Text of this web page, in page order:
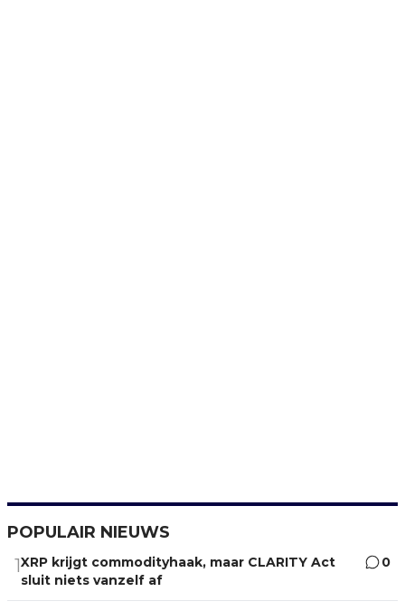
POPULAIR NIEUWS
1XRP krijgt commodityhaak, maar CLARITY Act
sluit niets vanzelf af
0